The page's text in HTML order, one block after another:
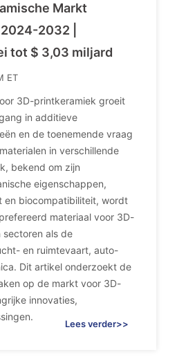
Markt
2032 |
tot $ 3,03 miljard
ET
3D-printkeramiek groeit
in additieve
en de toenemende vraag
in verschillende
bekend om zijn
eigenschappen,
en biocompatibiliteit, wordt
materiaal voor 3D-
sectoren als de
en ruimtevaart, auto-
Dit artikel onderzoekt de
op de markt voor 3D-
innovaties,
Lees verder>>